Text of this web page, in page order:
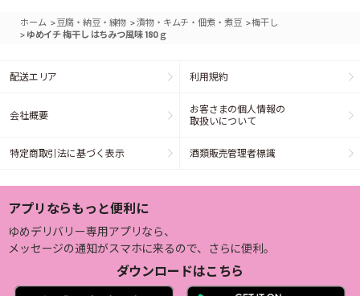
ホーム >豆腐・納豆・練物 >漬物・キムチ・佃煮・煮豆 >梅干し
> ゆめイチ 梅干し はちみつ風味 180ｇ
配送エリア 利用規約
会社概要
お客さまの個人情報の
取扱いについて
特定商取引法に基づく表示 酒類販売管理者標識
アプリならもっと便利に
ゆめデリバリー専用アプリなら、
メッセージの通知がスマホに来るので、さらに便利。
ダウンロードはこちら